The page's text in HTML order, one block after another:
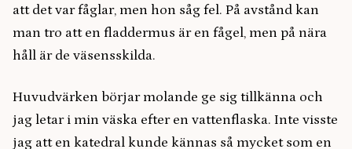
att det var fåglar, men hon såg fel. På avstånd kan
man tro att en fladdermus är en fågel, men på nära
håll är de väsensskilda.
Huvudvärken börjar molande ge sig tillkänna och
jag letar i min väska efter en vattenflaska. Inte visste
jag att en katedral kunde kännas så mycket som en